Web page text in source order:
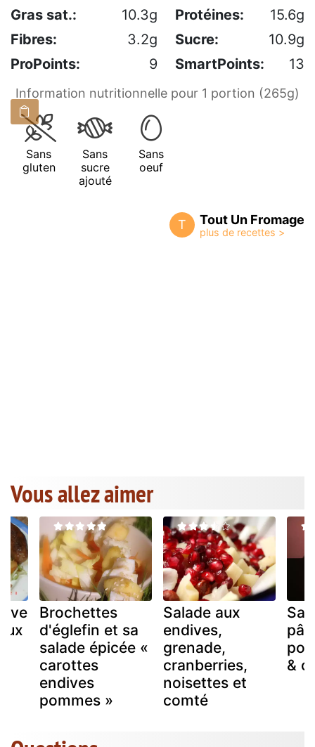
Gras sat.:
10.3g Protéines:
15.6g
Fibres:
3.2g Sucre:
10.9g
ProPoints:
9 SmartPoints: 13
Information nutritionnelle pour 1 portion (265g)
Sans
gluten
Sans
sucre
ajouté
Sans
oeuf
T Tout Un Fromage
Vous allez aimer
Brochettes
d'églefin et sa
salade épicée «
carottes
endives
pommes »
Salade aux
endives,
grenade,
cranberries,
noisettes et
comté
&